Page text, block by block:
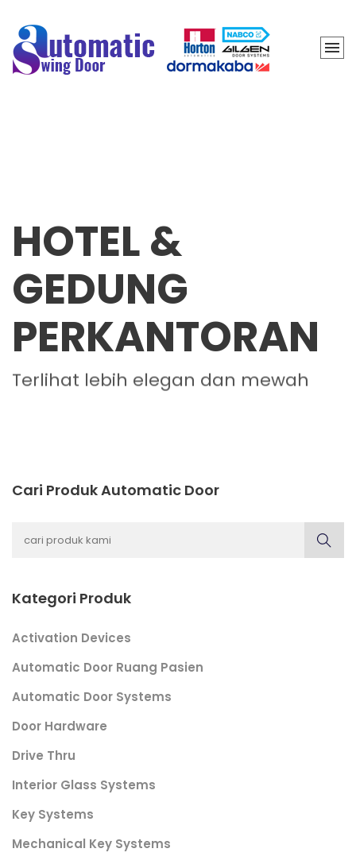
HOTEL &
GEDUNG
PERKANTORAN
Terlihat lebih elegan dan mewah
Cari Produk Automatic Door
Kategori Produk
Activation Devices
Automatic Door Ruang Pasien
Automatic Door Systems
Door Hardware
Drive Thru
Interior Glass Systems
Key Systems
Mechanical Key Systems